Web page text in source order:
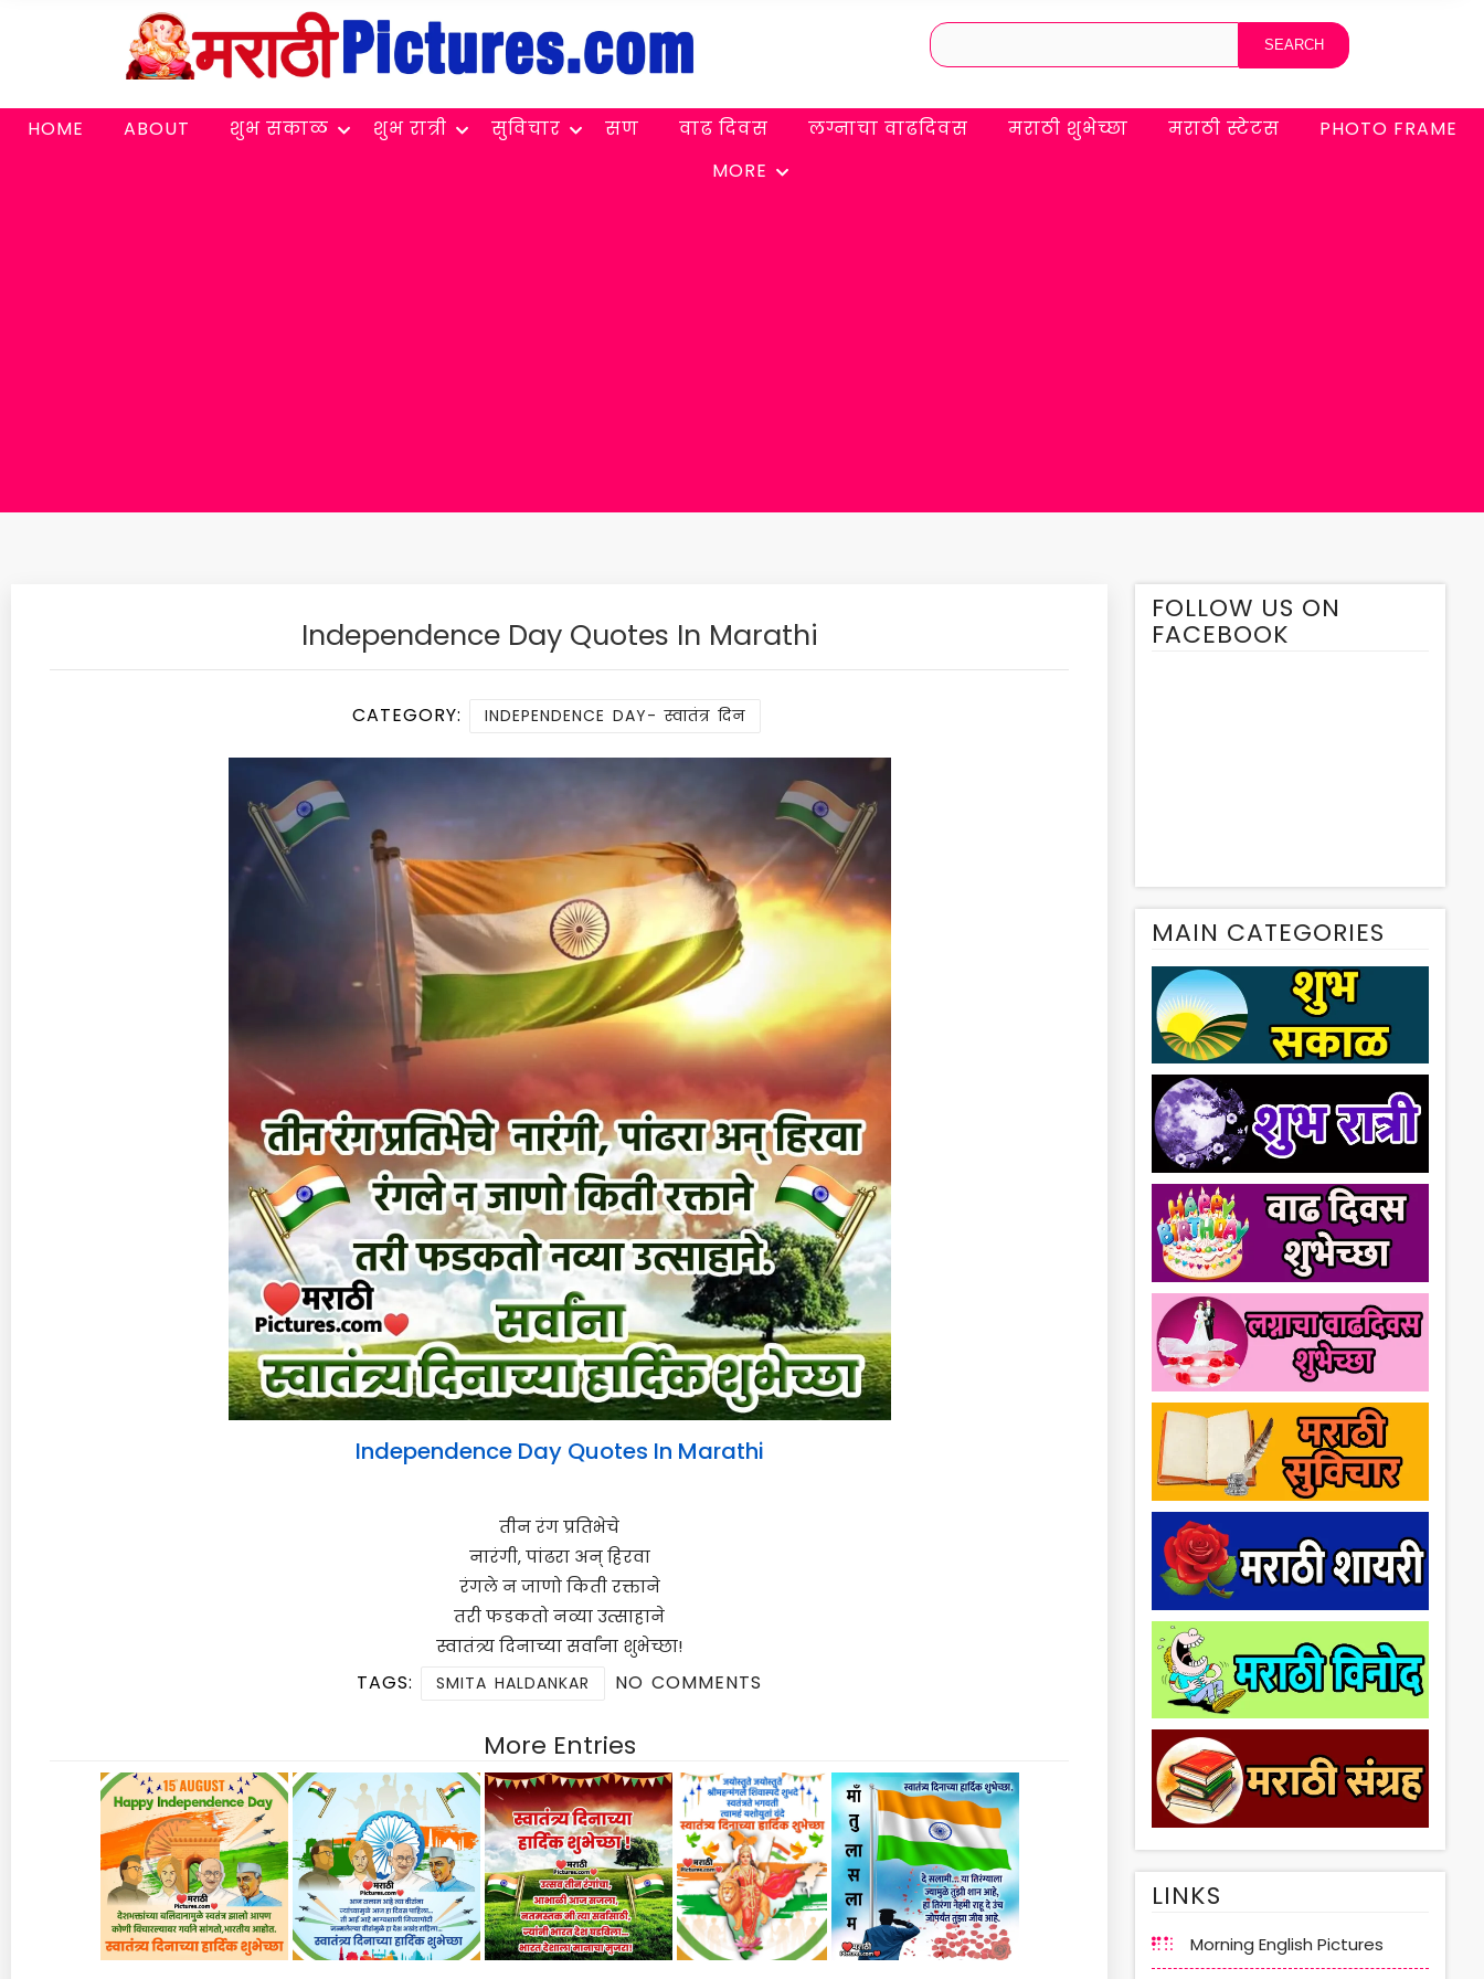
HOME ABOUT शुभ सकाळ शुभ रात्री सुविचार सण वाढ दिवस लग्नाचा वाढदिवस मराठी शुभेच्छा मराठी स्टेटस
PHOTO FRAME
MORE
Independence Day Quotes In Marathi
CATEGORY: INDEPENDENCE DAY- स्वातंत्र दिन
Independence Day Quotes In Marathi
तीन रंग प्रतिभेचे
नारंगी, पांढरा अन् हिरवा
रंगले न जाणो किती रक्ताने
तरी फडकतो नव्या उत्साहाने
स्वातंत्र्य दिनाच्या सर्वांना शुभेच्छा!
TAGS: SMITA HALDANKAR NO COMMENTS
More Entries
FOLLOW US ON
FACEBOOK
MAIN CATEGORIES
LINKS
Morning English Pictures